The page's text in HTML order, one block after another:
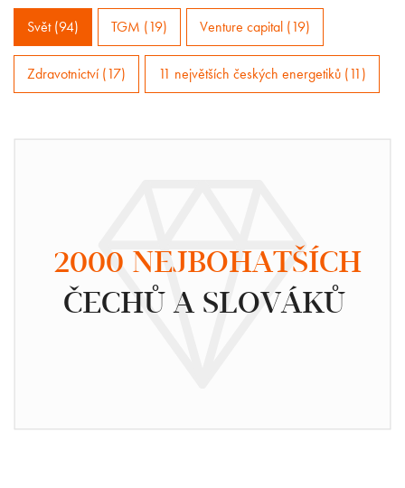
Svět (94) TGM (19) Venture capital (19)
Zdravotnictví (17) 11 největších českých energetiků (11)
2000 NEJBOHATŠÍCH
ČECHŮ A SLOVÁKŮ